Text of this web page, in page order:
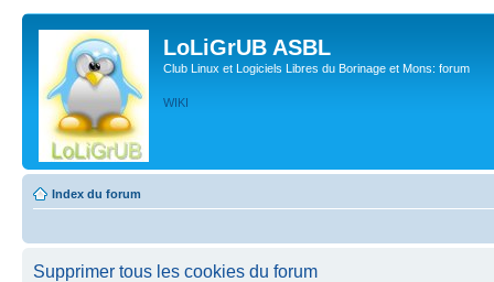
LoLiGrUB ASBL
Club Linux et Logiciels Libres du Borinage et Mons: forum
WIKI
Index du forum
Supprimer tous les cookies du forum